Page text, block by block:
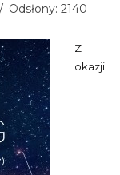
Odsłony: 2140
Z
okazji